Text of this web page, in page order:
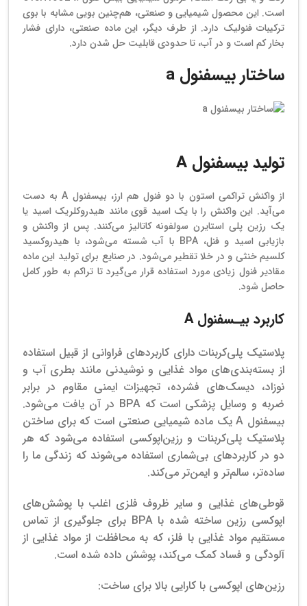
است. این محصول شیمیایی و صنعتی، هم‌چنین بویی مشابه با بوی
ترکیبات فنولیک دارد. از طرف دیگر، این ماده صنعتی، دارای فشار
بخار کم است و در آب، تا حدودی قابلیت حل شدن دارد.
ساختار بیسفنول a
تولید بیسفنول A
از واکنش تراکمی استون با دو فنول هم ارز، بیسفنول A به دست
می‌آید. این واکنش را با یک اسید قوی مانند هیدروکلریک اسید یا
یک رزین پلی استایرن سولفونه کاتالیز می‌کنند. پس از واکنش و
بازیابی اسید و فنل، BPA با آب شسته می‌شود، با هیدروکسید
کلسیم خنثی و در خلا تقطیر می‌شود. در صنایع برای تولید این ماده
مقادیر فنول زیادی مورد استفاده قرار می‌گیرد تا تراکم به طور کامل
حاصل شود.
کاربرد بیـسفنول A
پلاستیک پلی‌کربنات دارای کاربردهای فراوانی از قبیل استفاده
از بسته‌بندی‌های مواد غذایی و نوشیدنی مانند بطری آب و
نوزاد، دیسک‌های فشرده، تجهیزات ایمنی مقاوم در برابر
ضربه و وسایل پزشکی است که BPA در آن یافت می‌شود.
بیسفنول A یک ماده شیمیایی صنعتی است که برای ساختن
پلاستیک پلی‌کربنات و رزین‌اپوکسی استفاده می‌شود که هر
دو در کاربردهای بی‌شماری استفاده می‌شوند که زندگی ما را
ساده‌تر، سالم‌تر و ایمن‌تر می‌کند.
قوطی‌های غذایی و سایر ظروف فلزی اغلب با پوشش‌های
اپوکسی رزین ساخته شده با BPA برای جلوگیری از تماس
مستقیم مواد غذایی با فلز، که به محافظت از مواد غذایی از
آلودگی و فساد کمک می‌کند، پوشش داده شده است.
رزین‌های اپوکسی با کارایی بالا برای ساخت: